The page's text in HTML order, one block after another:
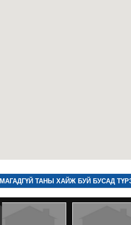
МАГАДГҮЙ ТАНЫ ХАЙЖ БУЙ БУСАД